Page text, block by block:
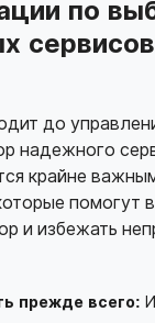
по
до
надежного
крайне
помогут
и избежать
прежде всего: